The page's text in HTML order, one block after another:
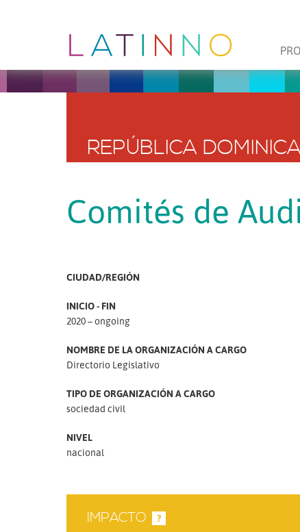
REPÚBLICA
Comités de
CIUDAD/REGIÓN
INICIO - FIN
2020 – ongoing
NOMBRE DE LA ORGANIZACIÓN A CARGO
Directorio Legislativo
TIPO DE ORGANIZACIÓN A CARGO
sociedad civil
NIVEL
nacional
IMPACTO ?